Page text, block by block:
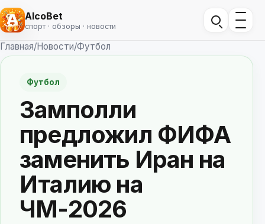
AlcoBet
спорт · обзоры · новости
Главная/Новости/Футбол
Футбол
Замполли
предложил ФИФА
заменить Иран на
Италию на
ЧМ-2026